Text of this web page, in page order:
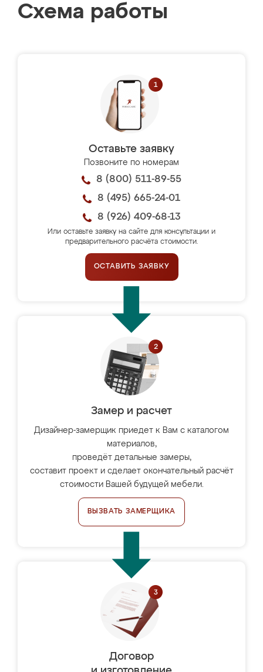
Схема работы
Оставьте заявку
Позвоните по номерам
8 (800) 511-89-55
8 (495) 665-24-01
8 (926) 409-68-13
Или оставьте заявку на сайте для консультации и
предварительного расчёта стоимости.
ОСТАВИТЬ ЗАЯВКУ
Замер и расчет
Дизайнер-замерщик приедет к Вам с каталогом
материалов,
проведёт детальные замеры,
составит проект и сделает окончательный расчёт
стоимости Вашей будущей мебели.
ВЫЗВАТЬ ЗАМЕРЩИКА
Договор